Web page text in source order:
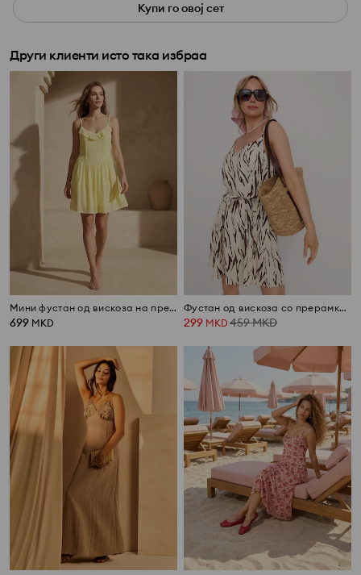
Купи го овој сет
Други клиенти исто така избраа
Мини фустан од вискоза на прерамки со карнер
699 MKD
Фустан од вискоза со прерамки и врзување на половината
299 MKD 459MKD